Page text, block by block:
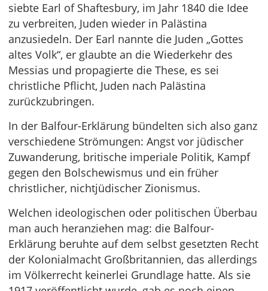
siebte Earl of Shaftesbury, im Jahr 1840 die Idee
zu verbreiten, Juden wieder in Palästina
anzusiedeln. Der Earl nannte die Juden „Gottes
altes Volk“, er glaubte an die Wiederkehr des
Messias und propagierte die These, es sei
christliche Pflicht, Juden nach Palästina
zurückzubringen.
In der Balfour-Erklärung bündelten sich also ganz
verschiedene Strömungen: Angst vor jüdischer
Zuwanderung, britische imperiale Politik, Kampf
gegen den Bolschewismus und ein früher
christlicher, nichtjüdischer Zionismus.
Welchen ideologischen oder politischen Überbau
man auch heranziehen mag: die Balfour-
Erklärung beruhte auf dem selbst gesetzten Recht
der Kolonialmacht Großbritannien, das allerdings
im Völkerrecht keinerlei Grundlage hatte. Als sie